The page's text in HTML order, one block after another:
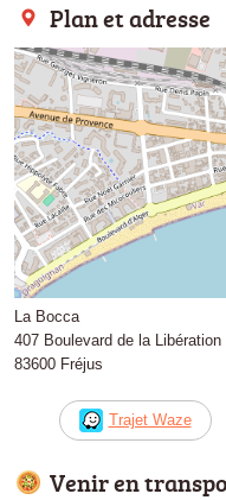
Plan et adresse
La Bocca
407 Boulevard de la Libération
83600 Fréjus
Trajet Waze
Venir en